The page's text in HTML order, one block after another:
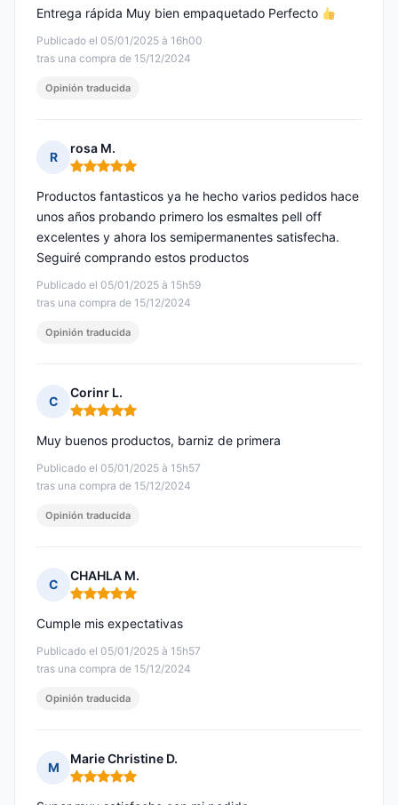
Publicado el 05/01/2025 à 16h00
tras una compra de 15/12/2024
Entrega rápida Muy bien empaquetado Perfecto
Opinión traducida
R
rosa M.
Nota: 5 de 5
Publicado el 05/01/2025 à 15h59
tras una compra de 15/12/2024
Productos fantasticos ya he hecho varios pedidos hace
unos años probando primero los esmaltes pell off
excelentes y ahora los semipermanentes satisfecha.
Seguiré comprando estos productos
Opinión traducida
C
Corinr L.
Nota: 5 de 5
Publicado el 05/01/2025 à 15h57
tras una compra de 15/12/2024
Muy buenos productos, barniz de primera
Opinión traducida
C
CHAHLA M.
Nota: 5 de 5
Publicado el 05/01/2025 à 15h57
tras una compra de 15/12/2024
Cumple mis expectativas
Opinión traducida
M
Marie Christine D.
Nota: 5 de 5